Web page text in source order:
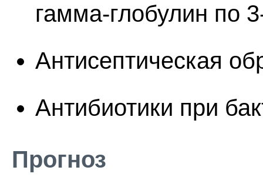
гамма-глобулин по
Антисептическая
Антибиотики при
Прогноз